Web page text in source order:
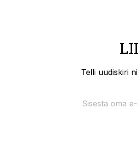
Telli uudiskiri